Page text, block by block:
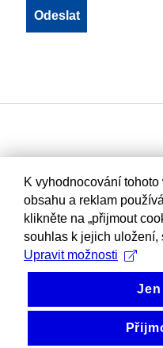
K vyhodnocování
obsahu a reklam
klikněte na „přijmout
souhlas k jejich uložení,
Upravit možnosti